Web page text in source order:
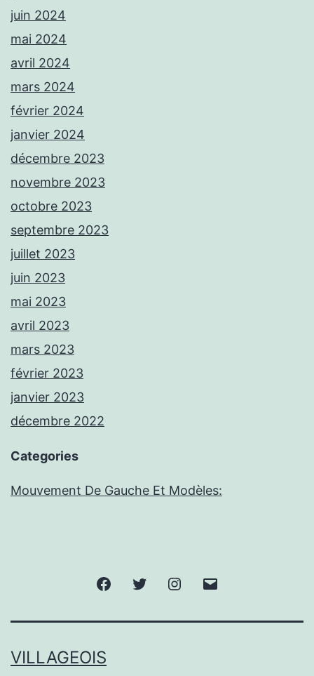
juin 2024
mai 2024
avril 2024
mars 2024
février 2024
janvier 2024
décembre 2023
novembre 2023
octobre 2023
septembre 2023
juillet 2023
juin 2023
mai 2023
avril 2023
mars 2023
février 2023
janvier 2023
décembre 2022
Categories
Mouvement De Gauche Et Modèles:
FacebookTwitter Instagram
VILLAGEOIS